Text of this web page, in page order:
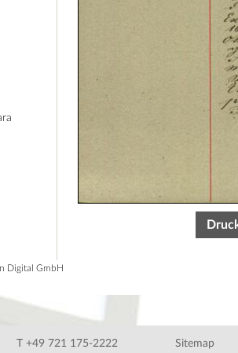
Digital GmbH
T +49 721 175-2222 Sitemap